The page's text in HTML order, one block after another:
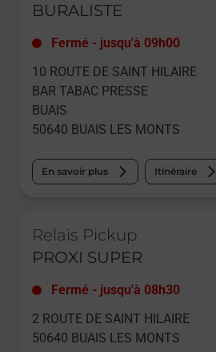
BURALISTE
Fermé - jusqu'à 09h00
10 ROUTE DE SAINT HILAIRE
BAR TABAC PRESSE
BUAIS
50640 BUAIS LES MONTS
En savoir plus Itinéraire
Relais Pickup
PROXI SUPER
Fermé - jusqu'à 08h30
2 ROUTE DE SAINT HILAIRE
50640 BUAIS LES MONTS